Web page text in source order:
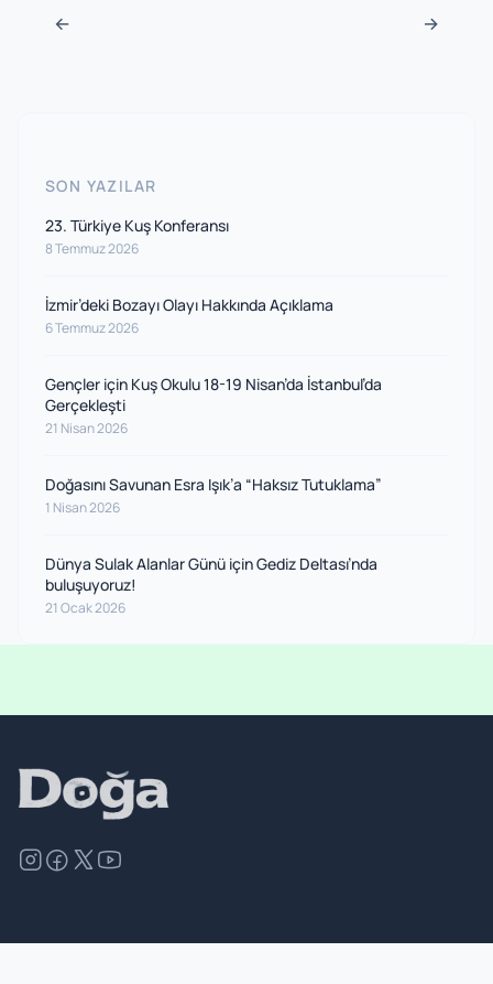
Navigasyon sonrası
← →
SON YAZILAR
23. Türkiye Kuş Konferansı
8 Temmuz 2026
İzmir’deki Bozayı Olayı Hakkında Açıklama
6 Temmuz 2026
Gençler için Kuş Okulu 18-19 Nisan’da İstanbul’da
Gerçekleşti
21 Nisan 2026
Doğasını Savunan Esra Işık’a “Haksız Tutuklama”
1 Nisan 2026
Dünya Sulak Alanlar Günü için Gediz Deltası’nda
buluşuyoruz!
21 Ocak 2026